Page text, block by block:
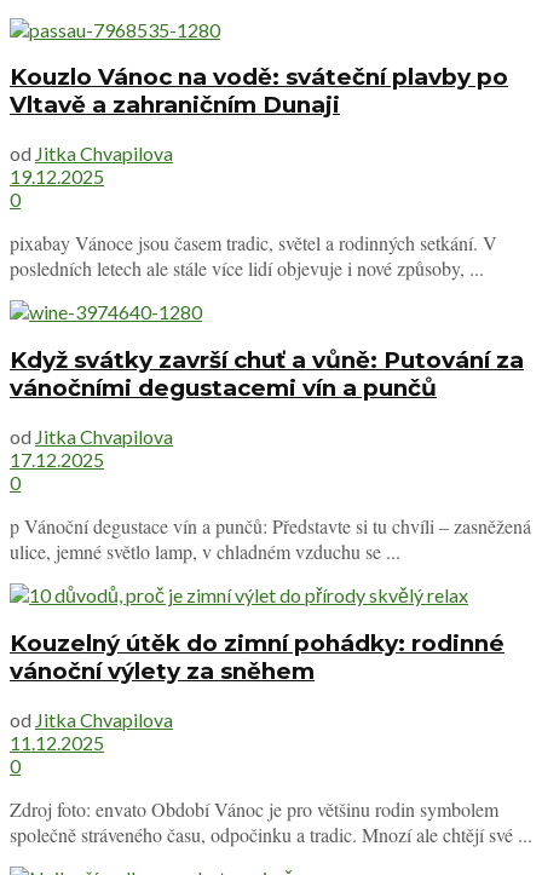
Kouzlo Vánoc na vodě: sváteční plavby po
Vltavě a zahraničním Dunaji
od Jitka Chvapilova
19.12.2025
0
pixabay Vánoce jsou časem tradic, světel a rodinných setkání. V
posledních letech ale stále více lidí objevuje i nové způsoby, ...
Když svátky završí chuť a vůně: Putování za
vánočními degustacemi vín a punčů
od Jitka Chvapilova
17.12.2025
0
p Vánoční degustace vín a punčů: Představte si tu chvíli – zasněžená
ulice, jemné světlo lamp, v chladném vzduchu se ...
Kouzelný útěk do zimní pohádky: rodinné
vánoční výlety za sněhem
od Jitka Chvapilova
11.12.2025
0
Zdroj foto: envato Období Vánoc je pro většinu rodin symbolem
společně stráveného času, odpočinku a tradic. Mnozí ale chtějí své ...